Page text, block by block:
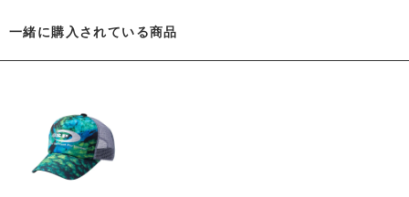
一緒に購入されている商品